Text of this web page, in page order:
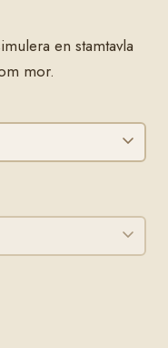
en stamtavla
mor.